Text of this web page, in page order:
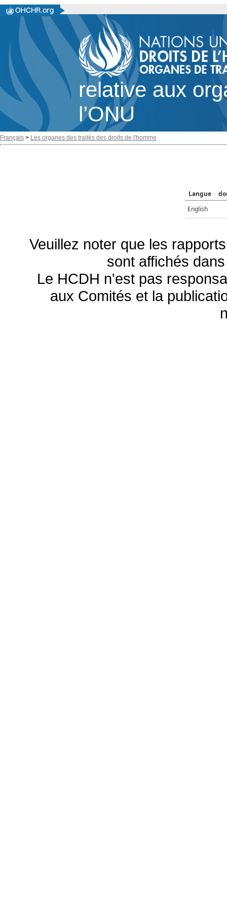
relative aux
l’ONU
Français > Les organes des traités des droits de l'homme
Langue
English
Veuillez noter que les
sont affichés
Le HCDH n'est pas
aux Comités et la